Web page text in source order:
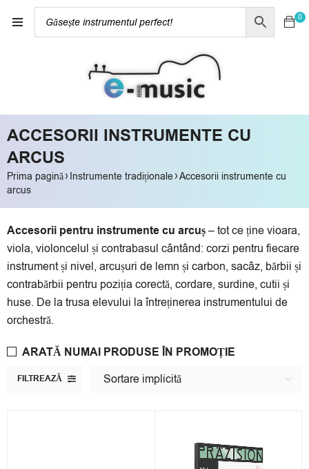
0
ACCESORII INSTRUMENTE CU
ARCUS
Prima pagină› Instrumente tradiționale›Accesorii instrumente cu
arcus
Accesorii pentru instrumente cu arcuș– tot ce ține vioara,
viola, violoncelul și contrabasul cântând: corzi pentru fiecare
instrument și nivel, arcușuri de lemn și carbon, sacâz, bărbii și
contrabărbii pentru poziția corectă, cordare, surdine, cutii și
huse. De la trusa elevului la întreținerea instrumentului de
orchestră.
FILTREAZĂ Sortare implicită
ARATĂ NUMAI PRODUSE ÎN PROMOȚIE